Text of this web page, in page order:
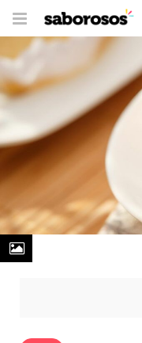
Trocar
navegação